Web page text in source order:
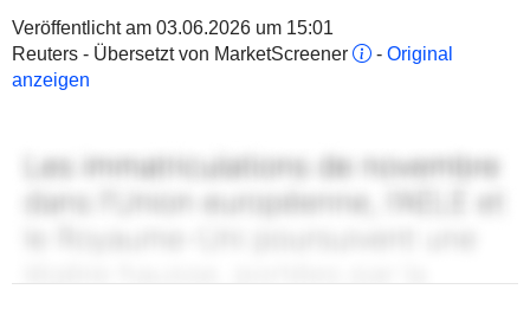
Veröffentlicht am 03.06.2026 um 15:01
Reuters - Übersetzt von MarketScreener
- Original
anzeigen